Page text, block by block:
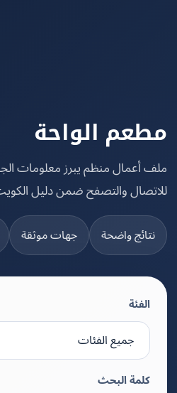
الواحة
منظم يبرز معلومات الجهة
والتصفح ضمن دليل الكويت.
واضحة جهات موثقة
كلمة البحث